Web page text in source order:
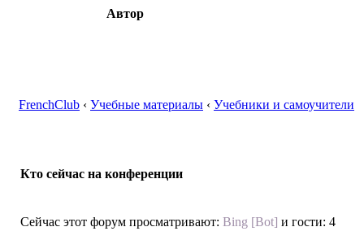
Автор
FrenchClub ‹ Учебные материалы ‹ Учебники и самоучители
Кто сейчас на конференции
Сейчас этот форум просматривают: Bing [Bot] и гости: 4